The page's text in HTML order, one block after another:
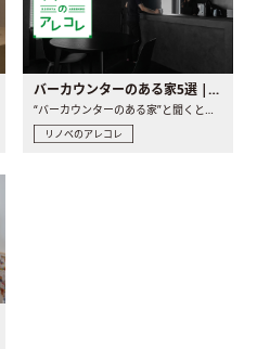
バーカウンターのある家5選 | 日常に馴染む“距離の近い”キッチンとは
“バーカウンターのある家”と聞くと、少し特別な、大人のための..
リノベのアレコレ